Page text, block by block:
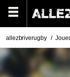
allezbriverugby